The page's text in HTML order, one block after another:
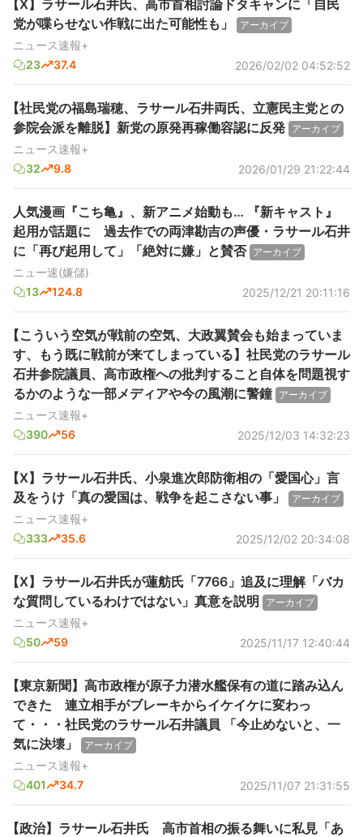
【X】ラサール石井氏、高市首相討論ドタキャンに「自民
党が喋らせない作戦に出た可能性も」
アーカイブ
ニュース速報+
23
37.4 2026/02/02 04:52:52
【社民党の福島瑞穂、ラサール石井両氏、立憲民主党との
参院会派を離脱】新党の原発再稼働容認に反発 アーカイブ
ニュース速報+
32
9.8 2026/01/29 21:22:44
人気漫画『こち亀』、新アニメ始動も… 『新キャスト』
起用が話題に 過去作での両津勘吉の声優・ラサール石井
に「再び起用して」「絶対に嫌」と賛否 アーカイブ
ニュー速(嫌儲)
13
124.8 2025/12/21 20:11:16
【こういう空気が戦前の空気、大政翼賛会も始まっていま
す、もう既に戦前が来てしまっている】社民党のラサール
石井参院議員、高市政権への批判すること自体を問題視す
るかのような一部メディアや今の風潮に警鐘 アーカイブ
ニュース速報+
390
56 2025/12/03 14:32:23
【X】ラサール石井氏、小泉進次郎防衛相の「愛国心」言
及をうけ「真の愛国は、戦争を起こさない事」
アーカイブ
ニュース速報+
333
35.6 2025/12/02 20:34:08
【X】ラサール石井氏が蓮舫氏「7766」追及に理解「バカ
な質問しているわけではない」真意を説明
アーカイブ
ニュース速報+
50
59 2025/11/17 12:40:44
【東京新聞】高市政権が原子力潜水艦保有の道に踏み込ん
できた 連立相手がブレーキからイケイケに変わっ
て・・・社民党のラサール石井議員 「今止めないと、一
気に決壊」
アーカイブ
ニュース速報+
401
34.7 2025/11/07 21:31:55
【政治】ラサール石井氏 高市首相の振る舞いに私見「あ